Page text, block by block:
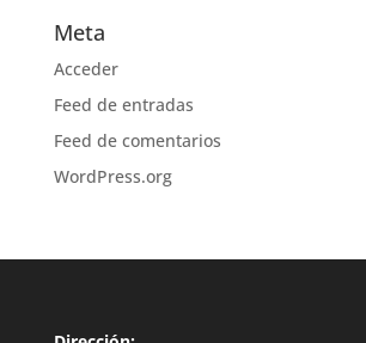
Meta
Acceder
Feed de entradas
Feed de comentarios
WordPress.org